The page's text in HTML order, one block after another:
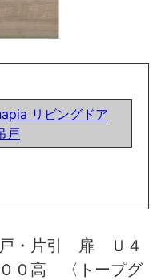
リビングドア
戸
・片引 扉 Ｕ４
０高 〈トープグ